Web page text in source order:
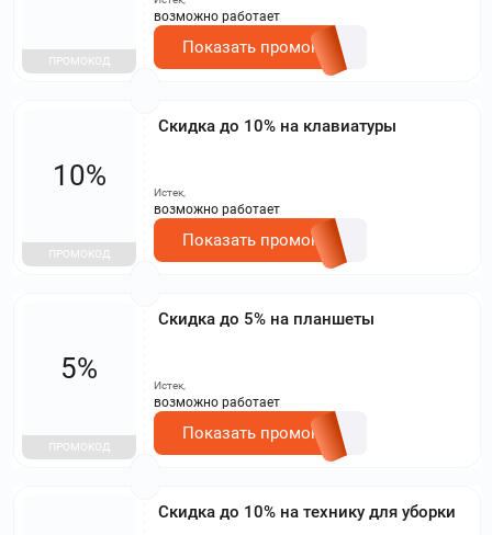
ПРОМОКОД
возможно работает
Показать промокод
Скидка до 10% на клавиатуры
10%
ПРОМОКОД
Истек,
возможно работает
Показать промокод
Скидка до 5% на планшеты
5%
ПРОМОКОД
Истек,
возможно работает
Показать промокод
Скидка до 10% на технику для уборки